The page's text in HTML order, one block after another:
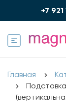
+7
Главная